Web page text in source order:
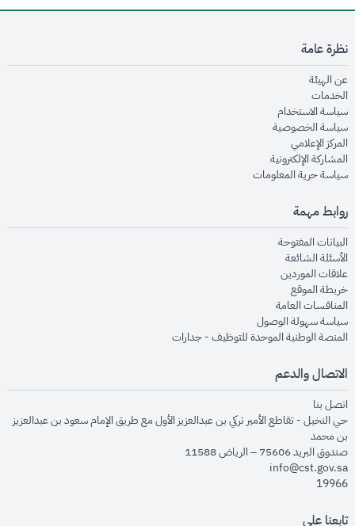
نظرة عامة
عن الهيئةopens in new window
الخدماتopens in new window
سياسة الاستخدام
سياسة الخصوصيةopens in new window
المركز الإعلاميopens in new window
المشاركة الإلكترونيةopens in new window
سياسة حرية المعلوماتopens in new window
روابط مهمة
البيانات المفتوحةopens in new window
الأسئلة الشائعةopens in new window
علاقات الموردينopens in new window
خريطة الموقعopens in new window
المنافسات العامةopens in new window
سياسة سهولة الوصولopens in new window
المنصة الوطنية الموحدة للتوظيف - جداراتopens in new window
الاتصال والدعم
اتصل بنا
حي النخيل - تقاطع الأمير تركي بن عبدالعزيز الأول مع طريق الإمام سعود بن عبدالعزيز
بن محمد
صندوق البريد 75606 – الرياض 11588
info@cst.gov.sa
19966
تابعنا على